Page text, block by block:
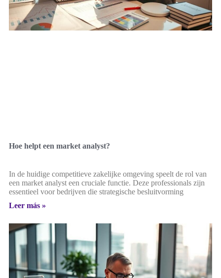
Hoe helpt een market analyst?
In de huidige competitieve zakelijke omgeving speelt de rol van
een market analyst een cruciale functie. Deze professionals zijn
essentieel voor bedrijven die strategische besluitvorming
Leer más »